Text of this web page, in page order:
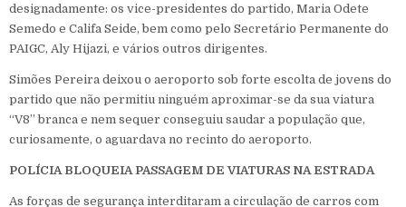
designadamente: os vice-presidentes do partido, Maria Odete
Semedo e Califa Seide, bem como pelo Secretário Permanente do
PAIGC, Aly Hijazi, e vários outros dirigentes.
Simões Pereira deixou o aeroporto sob forte escolta de jovens do
partido que não permitiu ninguém aproximar-se da sua viatura
“V8” branca e nem sequer conseguiu saudar a população que,
curiosamente, o aguardava no recinto do aeroporto.
POLÍCIA BLOQUEIA PASSAGEM DE VIATURAS NA ESTRADA
As forças de segurança interditaram a circulação de carros com